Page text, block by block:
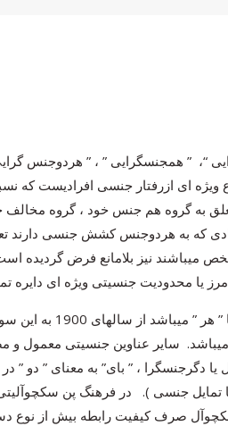
” همجنسگرایی ” ، ” هردوجنس
ای ازرفتار جنسی افرادیست که
به گروه هم جنس خود ، گروه
که به هردوجنس کشش جنسی دارند
نیز بلامانع فرض گردیده
اصطلاح ” پن
سایر عناوین جنسیتی معمول و
، ” بای” به معنای ” دو ”
جنسی ). در فرهنگ پن سکچوآلیتی
صرف کیفیت رابطه بیش از نوع